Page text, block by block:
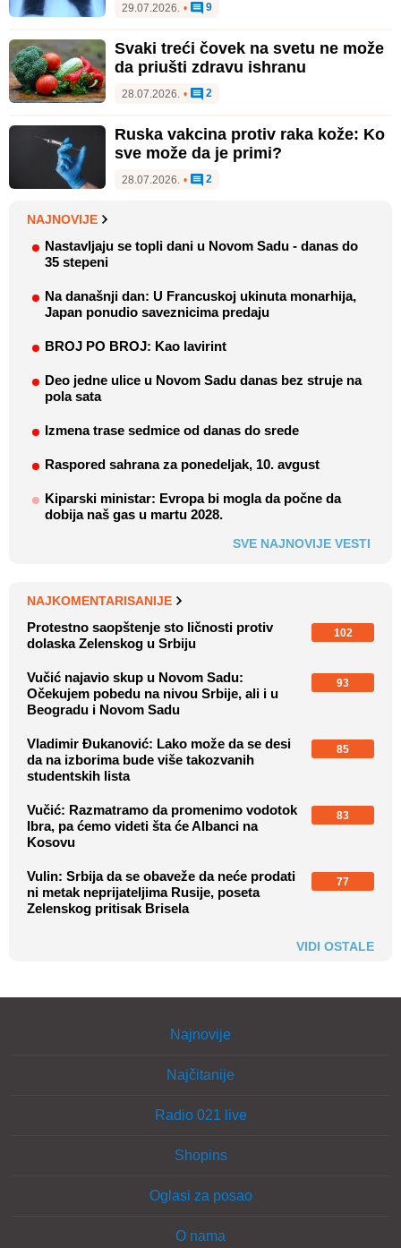
29.07.2026. • 9
Svaki treći čovek na svetu ne može
da priušti zdravu ishranu
28.07.2026. • 2
Ruska vakcina protiv raka kože: Ko
sve može da je primi?
28.07.2026. • 2
NAJNOVIJE
Nastavljaju se topli dani u Novom Sadu - danas do
35 stepeni
Na današnji dan: U Francuskoj ukinuta monarhija,
Japan ponudio saveznicima predaju
BROJ PO BROJ: Kao lavirint
Deo jedne ulice u Novom Sadu danas bez struje na
pola sata
Izmena trase sedmice od danas do srede
Raspored sahrana za ponedeljak, 10. avgust
Kiparski ministar: Evropa bi mogla da počne da
dobija naš gas u martu 2028.
SVE NAJNOVIJE VESTI
NAJKOMENTARISANIJE
Protestno saopštenje sto ličnosti protiv
dolaska Zelenskog u Srbiju
102
Vučić najavio skup u Novom Sadu:
Očekujem pobedu na nivou Srbije, ali i u
Beogradu i Novom Sadu
93
Vladimir Đukanović: Lako može da se desi
da na izborima bude više takozvanih
studentskih lista
85
Vučić: Razmatramo da promenimo vodotok
Ibra, pa ćemo videti šta će Albanci na
Kosovu
83
Vulin: Srbija da se obaveže da neće prodati
ni metak neprijateljima Rusije, poseta
Zelenskog pritisak Brisela
77
VIDI OSTALE
Najnovije
Najčitanije
Radio 021 live
Shopins
Oglasi za posao
O nama